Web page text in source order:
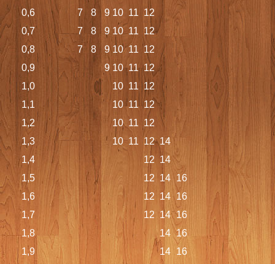
0,6
7 8 9 10 11 12
0,7
7 8 9 10 11 12
0,8
7 8 9 10 11 12
0,9
9 10 11 12
1,0
10 11 12
1,1
10 11 12
1,2
10 11 12
1,3
10 11 12 14
1,4
12 14
1,5
12 14 16
1,6
12 14 16
1,7
12 14 16
1,8
14 16
1,9
14 16